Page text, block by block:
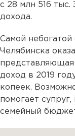
с 28 млн 516 тыс.
дохода.
Самой
Челябинска
представляющая
доход в 2019
копеек.
помогает
семейный